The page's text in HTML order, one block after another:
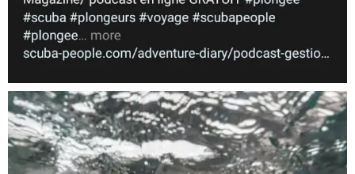
Nov 5
scuba_people_magazine